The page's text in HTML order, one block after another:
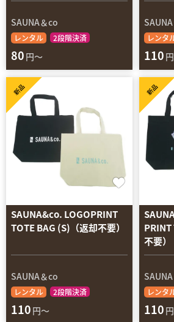
SAUNA＆co
レンタル 2段階決済
80 円～
レンタ
110
SAUNA&co. LOGOPRINT
TOTE BAG (S)（返却不要）
SAUNA＆co
レンタル 2段階決済
新品
110 円～
PRINT
不要）
レンタ
新品
110